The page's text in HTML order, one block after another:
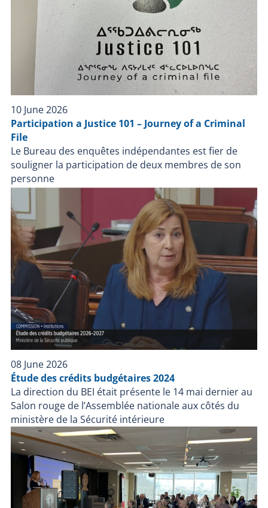
investigate the facts surrounding the police
intervention. The BEI investigates all cases where a
person, other than a police officer on duty, dies,
suffers serious injury or is injured by a firearm used
by a police officer during a police intervention or while
in the custody of a police force.
10 June 2026
Participation a Justice 101 – Journey of a Criminal
File
Le Bureau des enquêtes indépendantes est fier de
souligner la participation de deux membres de son
personne
08 June 2026
Étude des crédits budgétaires 2024
La direction du BEI était présente le 14 mai dernier au
Salon rouge de l’Assemblée nationale aux côtés du
ministère de la Sécurité intérieure